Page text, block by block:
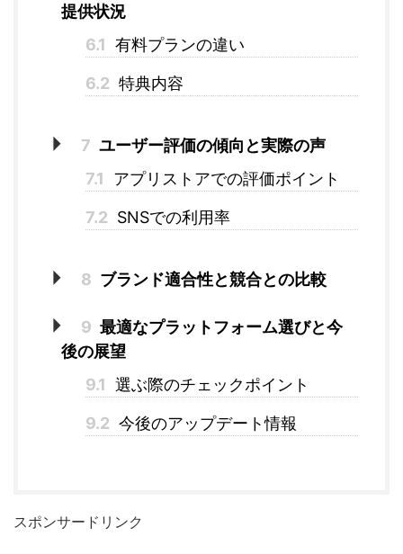
提供状況
6.1 有料プランの違い
6.2 特典内容
7 ユーザー評価の傾向と実際の声
7.1
アプリストアでの評価ポイント
7.2 SNSでの利用率
8 ブランド適合性と競合との比較
9 最適なプラットフォーム選びと今
後の展望
9.1 選ぶ際のチェックポイント
9.2 今後のアップデート情報
スポンサードリンク